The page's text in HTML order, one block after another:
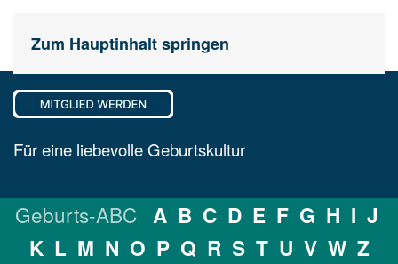
Zum Hauptinhalt springen
Für eine liebevolle Geburtskultur
Geburts-ABC A B C D E F G H I J
K L M N O P Q R S T U V W Z